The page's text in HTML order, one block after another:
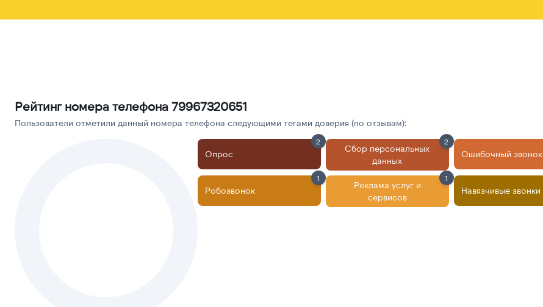
Рейтинг номера телефона 79967320651
Пользователи отметили данный номера телефона следующими тегами доверия (по отзывам):
Опрос
2
Сбор персональных
данных
2
Ошибочный звонок
Робозвонок
1
Реклама услуг и
сервисов
1
Навязчивые звонки